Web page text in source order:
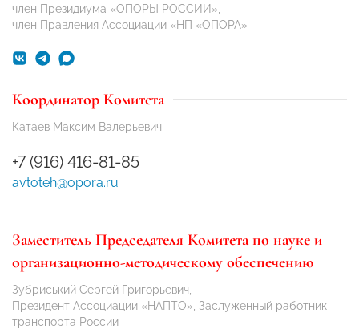
член Президиума «ОПОРЫ РОССИИ»,
член Правления Ассоциации «НП «ОПОРА»
Координатор Комитета
Катаев Максим Валерьевич
+7 (916) 416-81-85
avtoteh@opora.ru
Заместитель Председателя Комитета по науке и
организационно-методическому обеспечению
Зубриський Сергей Григорьевич,
Президент Ассоциации «НАПТО», Заслуженный работник
транспорта России